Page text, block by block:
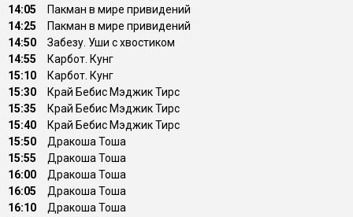
14:05
Пакман в мире привидений
14:25
Пакман в мире привидений
14:50
Забезу. Уши с хвостиком
14:55
Карбот. Кунг
15:10
Карбот. Кунг
15:30
Край Бебис Мэджик Тирс
15:35
Край Бебис Мэджик Тирс
15:40
Край Бебис Мэджик Тирс
15:50
Дракоша Тоша
15:55
Дракоша Тоша
16:00
Дракоша Тоша
16:05
Дракоша Тоша
16:10
Дракоша Тоша